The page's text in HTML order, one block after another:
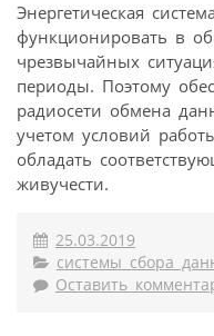
Энергетическая
функционировать в
чрезвычайных
периоды. Поэтому
радиосети обмена
учетом условий
обладать
живучести.
25.03.2019
системы сбора
Оставить